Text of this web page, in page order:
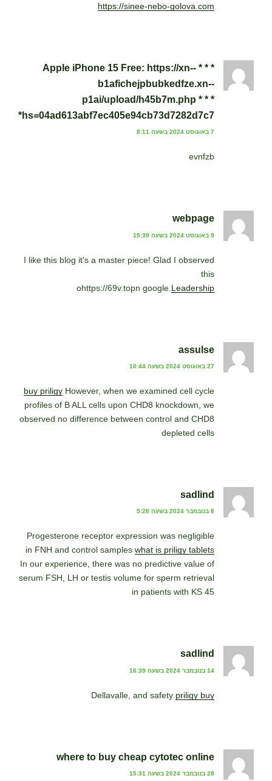
https://sinee-nebo-golova.com
* * * Apple iPhone 15 Free: https://xn--
b1afichejpbubkedfze.xn--
p1ai/upload/h45b7m.php * * *
hs=04ad613abf7ec405e94cb73d7282d7c7*
7 באוגוסט 2024 בשעה 8:11
evnfzb
webpage
9 באוגוסט 2024 בשעה 15:39
I like this blog it's a master piece! Glad I observed
this
ohttps://69v.topn google. Leadership
assulse
27 באוגוסט 2024 בשעה 10:44
buy priligy However, when we examined cell cycle
profiles of B ALL cells upon CHD8 knockdown, we
observed no difference between control and CHD8
depleted cells
sadlind
8 בנובמבר 2024 בשעה 5:28
Progesterone receptor expression was negligible
in FNH and control samples what is priligy tablets
In our experience, there was no predictive value of
serum FSH, LH or testis volume for sperm retrieval
in patients with KS 45
sadlind
14 בנובמבר 2024 בשעה 16:39
Dellavalle, and safety priligy buy
where to buy cheap cytotec online
28 בנובמבר 2024 בשעה 15:31